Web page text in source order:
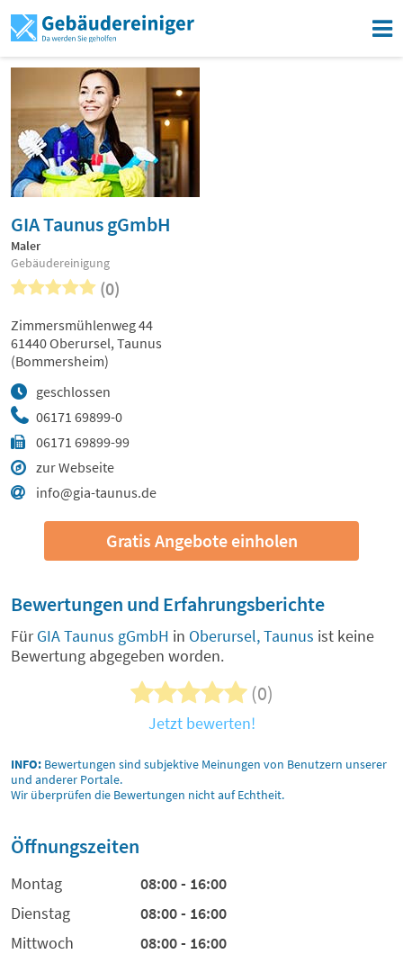
GIA Taunus gGmbH
Maler
Gebäudereinigung
(0)
06171 69899-0
06171 69899-99
zur Webseite
info@gia-taunus.de
geschlossen
Zimmersmühlenweg 44
61440 Oberursel, Taunus
(Bommersheim)
Gratis Angebote einholen
Bewertungen und Erfahrungsberichte
FürGIA Taunus gGmbH in Oberursel, Taunus ist keine
Bewertung abgegeben worden.
(0)
Jetzt bewerten!
INFO: Bewertungen sind subjektive Meinungen von Benutzern unserer
und anderer Portale.
Wir überprüfen die Bewertungen nicht auf Echtheit.
Öffnungszeiten
Montag
08:00 - 16:00
Dienstag
08:00 - 16:00
Mittwoch
08:00 - 16:00